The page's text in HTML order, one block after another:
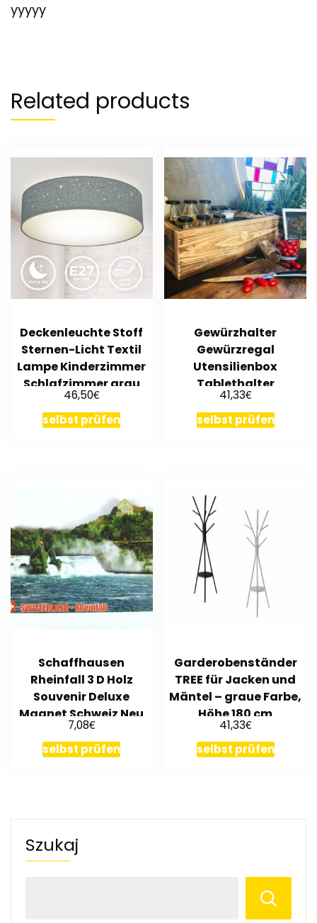
yyyyy
Related products
Deckenleuchte Stoff
Sternen-Licht Textil
Lampe Kinderzimmer
Schlafzimmer grau
46,50€
selbst prüfen
Gewürzhalter
Gewürzregal
Utensilienbox
Tablethalter
Rezeptehalter Holz
geflammt
41,33€
selbst prüfen
Schaffhausen
Rheinfall 3 D Holz
Souvenir Deluxe
Magnet Schweiz Neu
7,08€
selbst prüfen
Garderobenständer
TREE für Jacken und
Mäntel – graue Farbe,
Höhe 180 cm
41,33€
selbst prüfen
Szukaj